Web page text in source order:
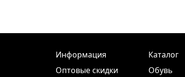
Информация
Оптовые скидки
Каталог
Обувь